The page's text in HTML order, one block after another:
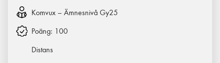
Komvux – Ämnesnivå Gy25
Poäng: 100
Distans